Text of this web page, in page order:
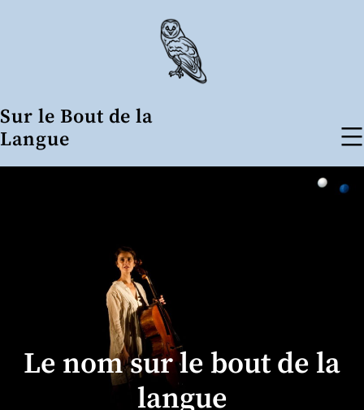
Sur le Bout de la
Langue
Le nom sur le bout de la
langue